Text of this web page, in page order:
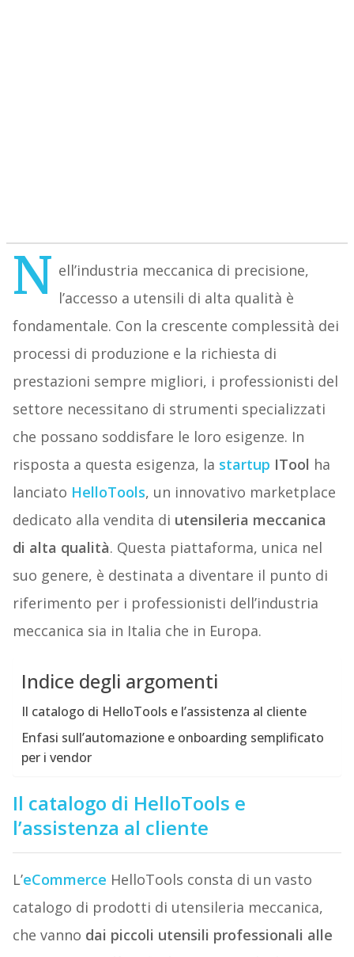
N ell’industria meccanica di precisione,
l’accesso a utensili di alta qualità è
fondamentale. Con la crescente complessità dei
processi di produzione e la richiesta di
prestazioni sempre migliori, i professionisti del
settore necessitano di strumenti specializzati
che possano soddisfare le loro esigenze. In
risposta a questa esigenza, la startup ITool ha
lanciato HelloTools, un innovativo marketplace
dedicato alla vendita di utensileria meccanica
di alta qualità. Questa piattaforma, unica nel
suo genere, è destinata a diventare il punto di
riferimento per i professionisti dell’industria
meccanica sia in Italia che in Europa.
Indice degli argomenti
Il catalogo di HelloTools e l’assistenza al cliente
Enfasi sull’automazione e onboarding semplificato
per i vendor
Il catalogo di HelloTools e
l’assistenza al cliente
L’eCommerce HelloTools consta di un vasto
catalogo di prodotti di utensileria meccanica,
che vanno dai piccoli utensili professionali alle